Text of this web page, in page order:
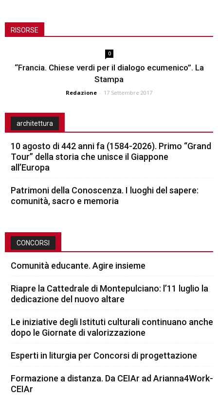
RISORSE
0
“Francia. Chiese verdi per il dialogo ecumenico”. La
Stampa
Redazione - 17 Settembre 2017
architettura
10 agosto di 442 anni fa (1584-2026). Primo “Grand
Tour” della storia che unisce il Giappone
all’Europa
Patrimoni della Conoscenza. I luoghi del sapere:
comunità, sacro e memoria
CONCORSI
Comunità educante. Agire insieme
Riapre la Cattedrale di Montepulciano: l’11 luglio la
dedicazione del nuovo altare
Le iniziative degli Istituti culturali continuano anche
dopo le Giornate di valorizzazione
Esperti in liturgia per Concorsi di progettazione
Formazione a distanza. Da CEIAr ad Arianna4Work-
CEIAr